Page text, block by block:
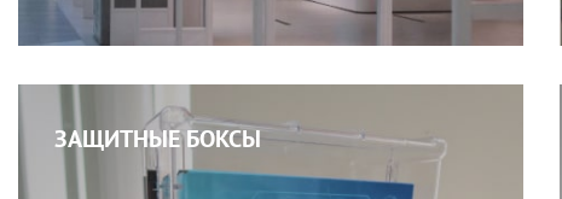
ЗАЩИТНЫЕ БОКСЫ